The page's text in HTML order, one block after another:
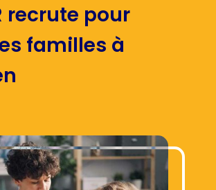
recrute pour
familles à